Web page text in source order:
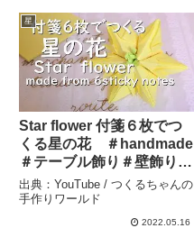
星
Star flower 付箋６枚でつ
くる星の花 ＃handmade
＃テーブル飾り＃壁飾り
＃折り紙＃origami – つく
るちゃんの手作りワールド
出典：YouTube / つくるちゃんの
手作りワールド
2022.05.16